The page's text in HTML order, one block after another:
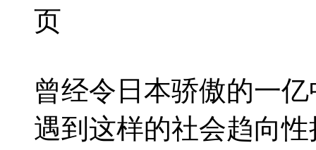
页
曾经令日本骄傲的一
遇到这样的社会趋向